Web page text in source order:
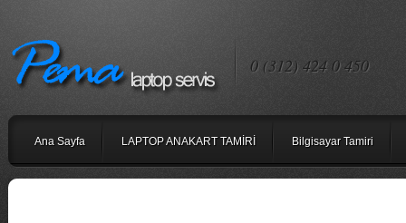
0 (312) 424 0 450
Ana Sayfa LAPTOP ANAKART TAMİRİ Bilgisayar Tamiri